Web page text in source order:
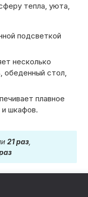
тепла, уюта,
подсветкой
несколько
обеденный стол,
плавное
и шкафов.
21 раз